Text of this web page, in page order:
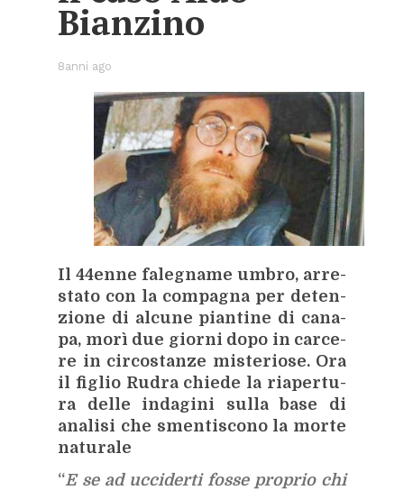
Bian­zi­no
8anni ago
Il 44en­ne fa­le­gna­me um­bro, ar­re­
sta­to con la com­pa­gna per de­ten­
zio­ne di al­cu­ne pian­ti­ne di ca­na­
pa, morì due gior­ni dopo in car­ce­
re in cir­co­stan­ze mi­ste­rio­se. Ora
il fi­glio Ru­dra chie­de la ria­per­tu­
ra del­le in­da­gi­ni sul­la base di
ana­li­si che smen­ti­sco­no la mor­te
na­tu­ra­le
“E se ad uc­ci­der­ti fos­se pro­prio chi